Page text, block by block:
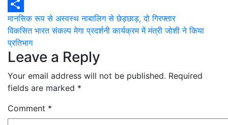
WhatsApp
Share
Post
navigation
मानसिक रूप से अस्वस्थ नाबालिग से छेड़छाड़, दो गिरफ्तार
विकसित भारत संकल्प मेगा प्रदर्शनी कार्यक्रम में मंत्री जोशी ने किया
प्रतिभाग
Leave a Reply
Your email address will not be published. Required
fields are marked *
Comment *